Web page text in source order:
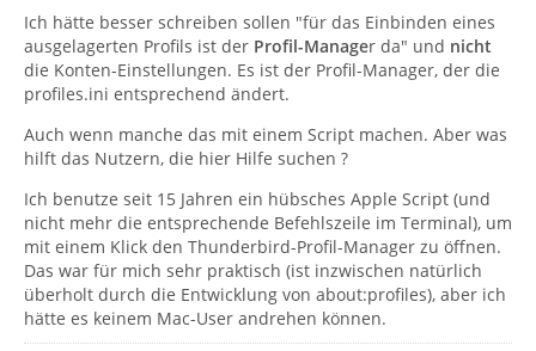
Ich hätte besser schreiben sollen "für das Einbinden eines
ausgelagerten Profils ist der Profil-Manager da" und nicht
die Konten-Einstellungen. Es ist der Profil-Manager, der die
profiles.ini entsprechend ändert.
Auch wenn manche das mit einem Script machen. Aber was
hilft das Nutzern, die hier Hilfe suchen ?
Ich benutze seit 15 Jahren ein hübsches Apple Script (und
nicht mehr die entsprechende Befehlszeile im Terminal), um
mit einem Klick den Thunderbird-Profil-Manager zu öffnen.
Das war für mich sehr praktisch (ist inzwischen natürlich
überholt durch die Entwicklung von about:profiles), aber ich
hätte es keinem Mac-User andrehen können.